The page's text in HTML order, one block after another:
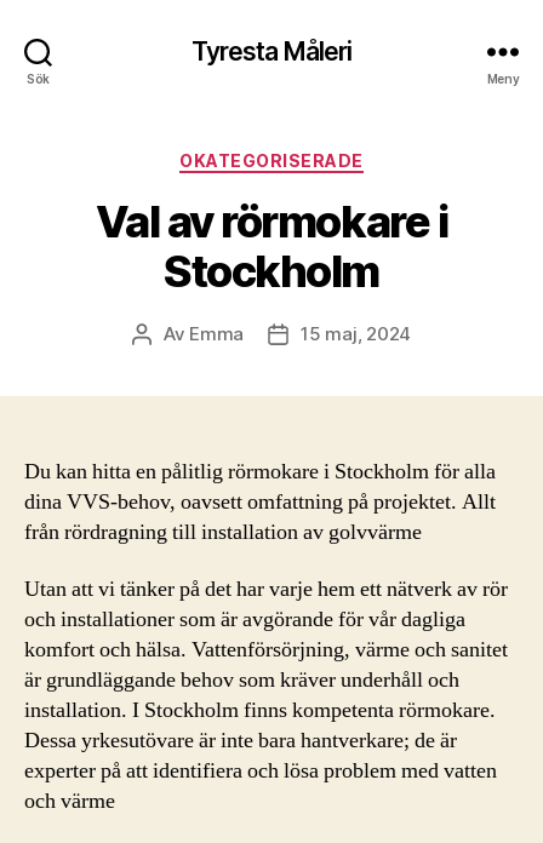
Sök
Tyresta Måleri
Meny
Kategorier
OKATEGORISERADE
Val av rörmokare i
Stockholm
Inläggsförfattare
Av Emma Inläggsdatum
15 maj, 2024
Du kan hitta en pålitlig rörmokare i Stockholm för alla
dina VVS-behov, oavsett omfattning på projektet. Allt
från rördragning till installation av golvvärme
Utan att vi tänker på det har varje hem ett nätverk av rör
och installationer som är avgörande för vår dagliga
komfort och hälsa. Vattenförsörjning, värme och sanitet
är grundläggande behov som kräver underhåll och
installation. I Stockholm finns kompetenta rörmokare.
Dessa yrkesutövare är inte bara hantverkare; de är
experter på att identifiera och lösa problem med vatten
och värme